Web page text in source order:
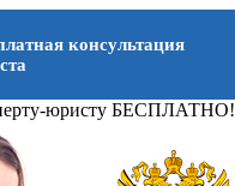
консультация
юристу БЕСПЛАТНО!